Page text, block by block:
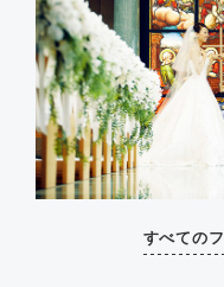
すべての